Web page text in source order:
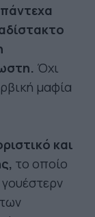
Όχι
μαφία
και
το οποίο